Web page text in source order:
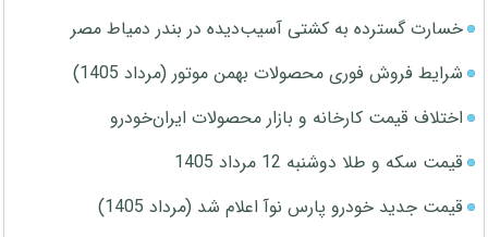
خسارت گسترده به کشتی آسیب‌دیده در بندر دمیاط مصر
شرایط فروش فوری محصولات بهمن موتور (مرداد 1405)
اختلاف قیمت کارخانه و بازار محصولات ایران‌خودرو
قیمت سکه و طلا دوشنبه 12 مرداد 1405
قیمت جدید خودرو پارس نوآ اعلام شد (مرداد 1405)